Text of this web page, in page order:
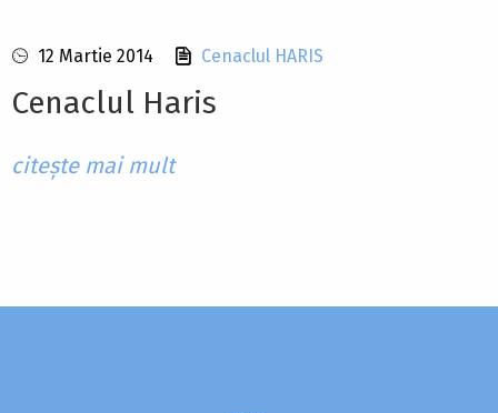
12 Martie 2014 Cenaclul HARIS
Cenaclul Haris
citește mai mult